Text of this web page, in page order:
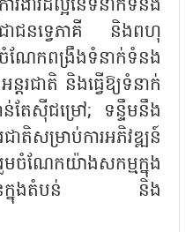
រងារដ៏ល្អនៃទំនាក់ទំនង
ជាជនទ្វេភាគី និងពហុ
ណែកពង្រឹងទំនាក់ទំនង
តរជាតិ និងធ្វើឱ្យទំនាក់
ន់តែស៊ីជម្រៅ; ទន្ទឹមនឹង
តិសម្រាប់ការអភិវឌ្ឍន៍
ែកយ៉ាងសកម្មក្នុង
ាជនក្នុងតំបន់ និង